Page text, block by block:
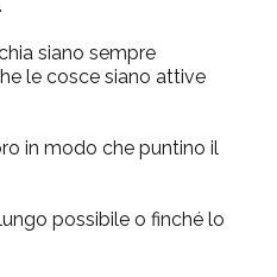
siano sempre
le cosce siano attive
in modo che puntino il
possibile o finché lo